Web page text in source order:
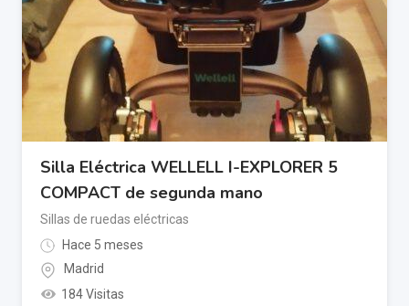
Silla Eléctrica WELLELL I-EXPLORER 5
COMPACT de segunda mano
Sillas de ruedas eléctricas
Hace 5 meses
Madrid
184 Visitas